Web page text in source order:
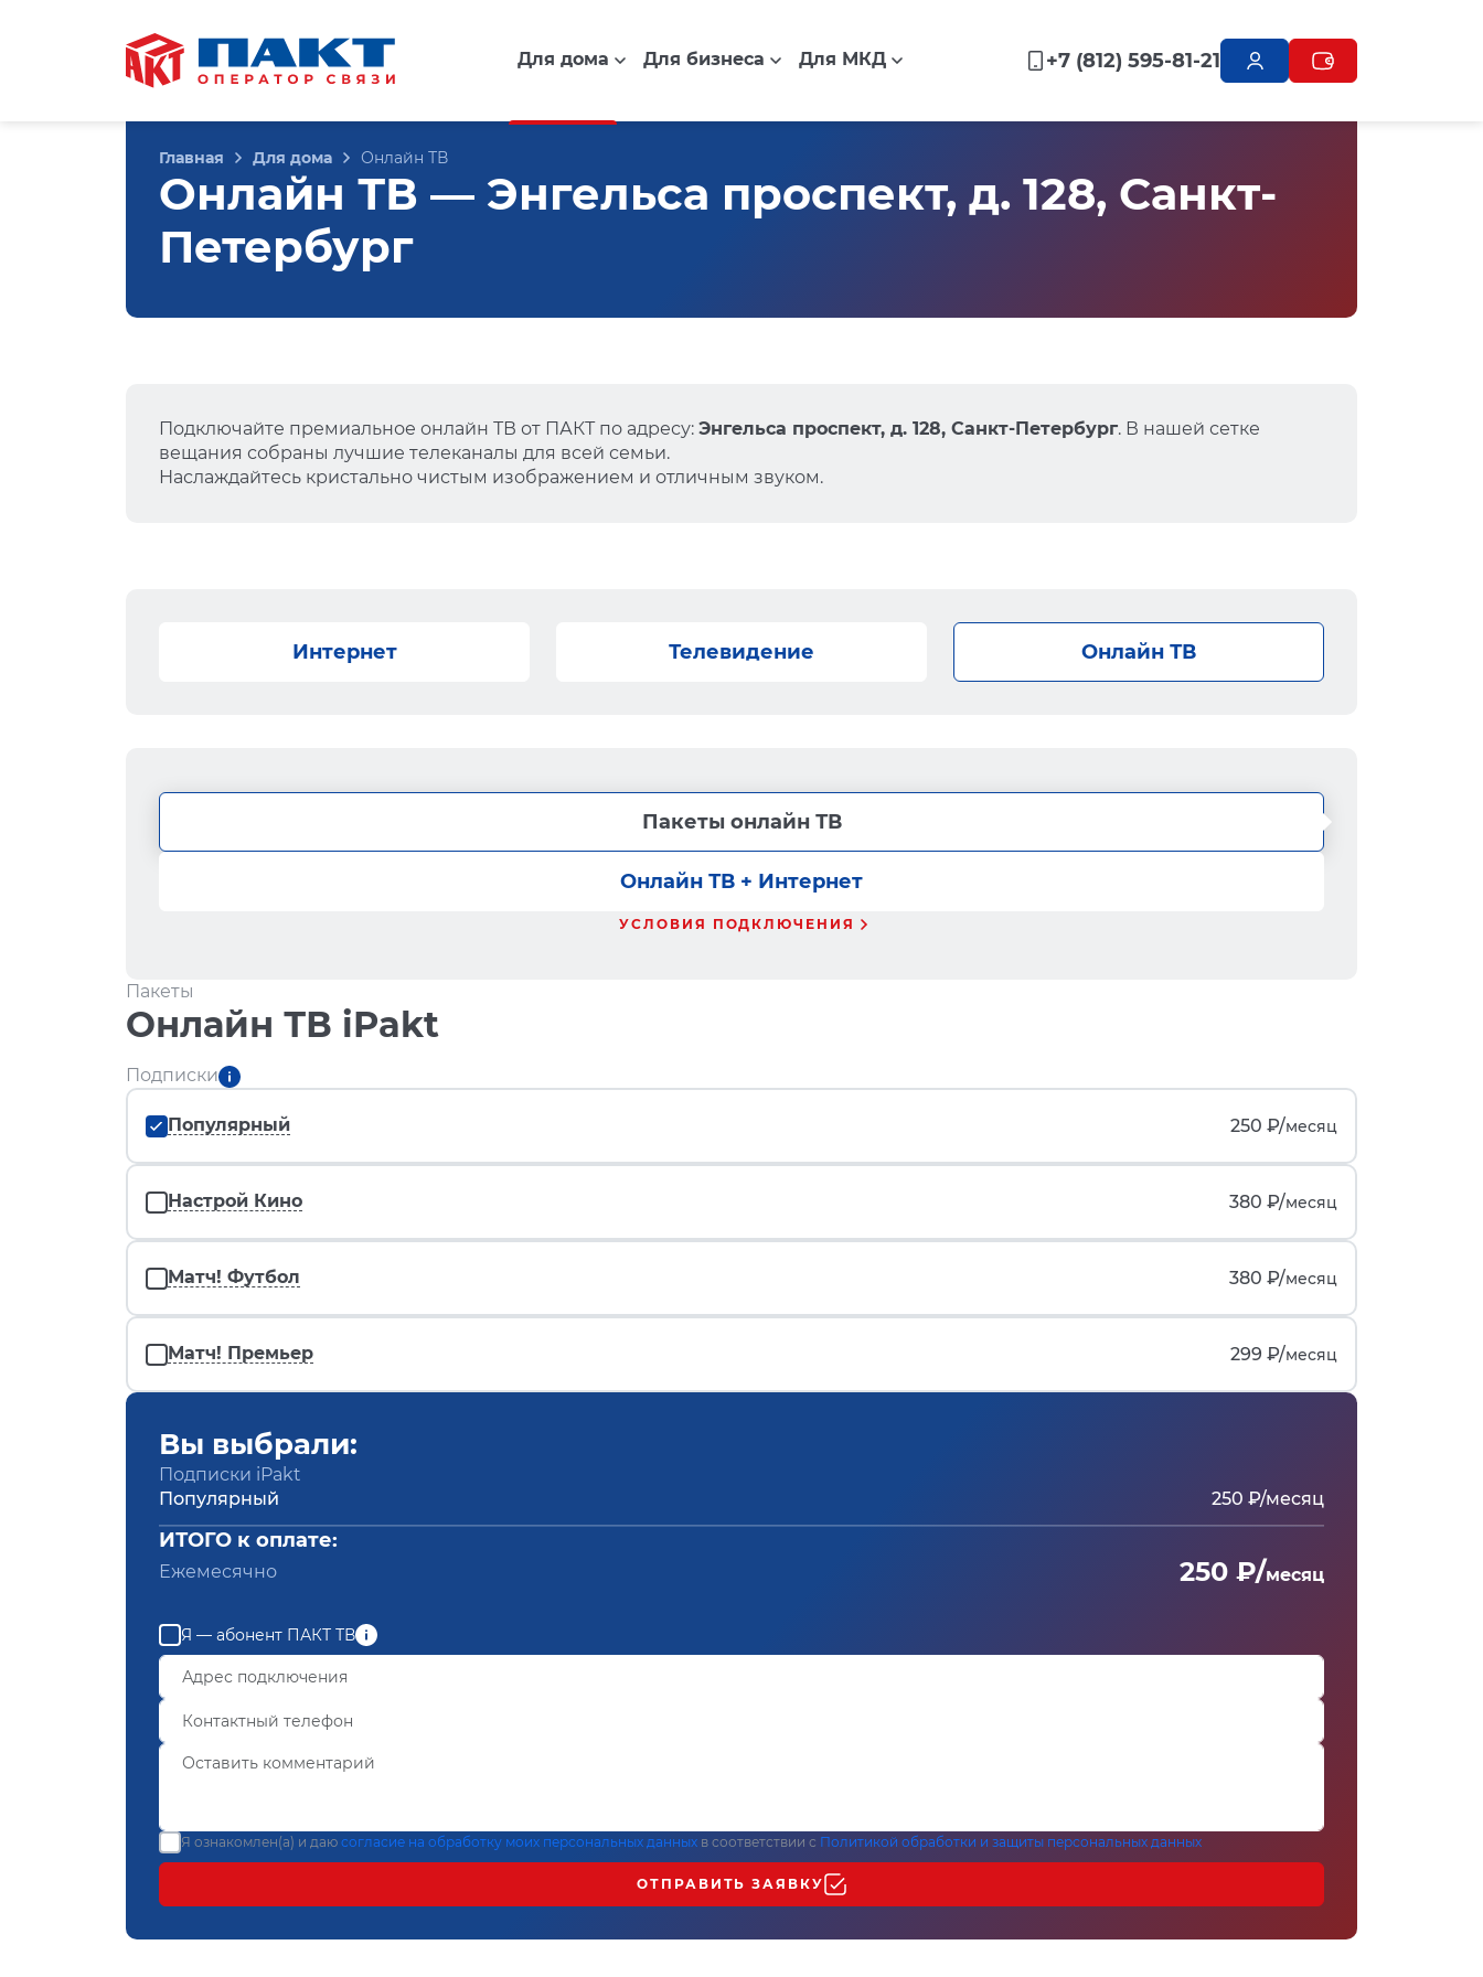
Для дома Для бизнеса Для МКД +7 (812) 595-81-21
Главная Для дома Онлайн ТВ
Онлайн ТВ — Энгельса проспект, д. 128, Санкт-
Петербург
Подключайте премиальное онлайн ТВ от ПАКТ по адресу: Энгельса проспект, д. 128, Санкт-Петербург. В нашей сетке
вещания собраны лучшие телеканалы для всей семьи.
Наслаждайтесь кристально чистым изображением и отличным звуком.
Интернет Телевидение Онлайн ТВ
Пакеты онлайн ТВ
Онлайн ТВ + Интернет
УСЛОВИЯ ПОДКЛЮЧЕНИЯ
Пакеты
Онлайн ТВ iPakt
Подписки
Популярный 250 ₽/месяц
Настрой Кино 380 ₽/месяц
Матч! Футбол 380 ₽/месяц
Матч! Премьер 299 ₽/месяц
Вы выбрали:
Подписки iPakt
Популярный
250 ₽/месяц
ИТОГО к оплате:
Ежемесячно 250 ₽/месяц
Я — абонент ПАКТ ТВ
Я ознакомлен(а) и даю согласие на обработку моих персональных данных в соответствии с Политикой обработки и защиты персональных данных
ОТПРАВИТЬ ЗАЯВКУ